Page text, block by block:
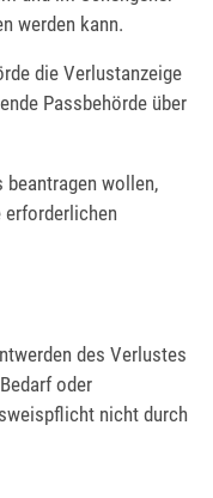
werden kann.
die Verlustanzeige
Passbehörde über
beantragen wollen,
erforderlichen
des Verlustes
oder
nicht durch